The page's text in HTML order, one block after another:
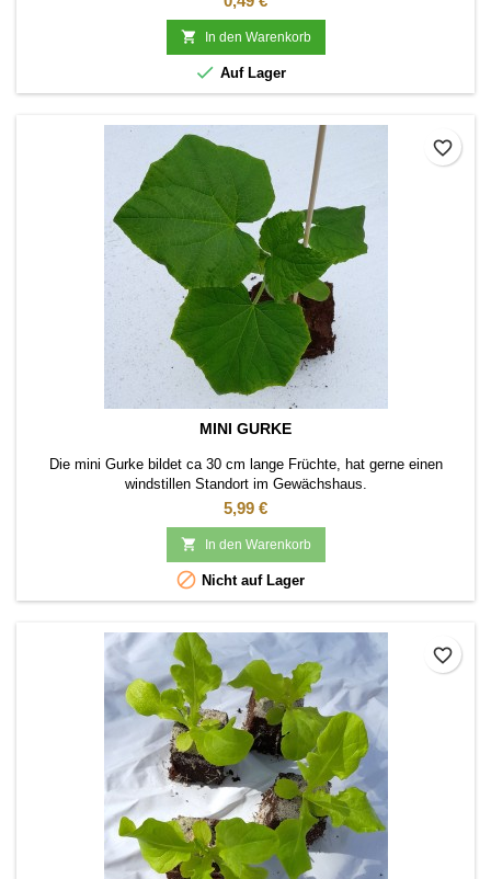
 In den Warenkorb
 Auf Lager
MINI GURKE
Die mini Gurke bildet ca 30 cm lange Früchte, hat gerne einen
windstillen Standort im Gewächshaus.
Preis
5,99 €
 In den Warenkorb
 Nicht auf Lager
favorite_border
favorite_border